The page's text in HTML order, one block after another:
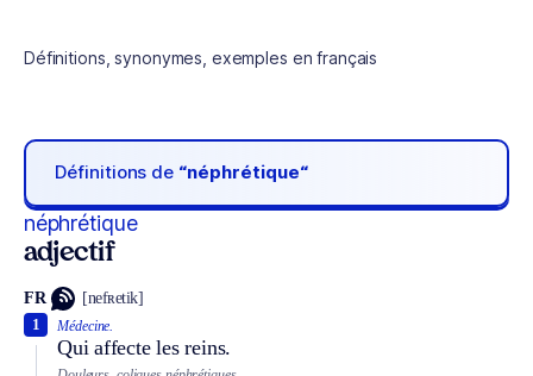
Définitions, synonymes, exemples en français
Définitions de “néphrétique“
néphrétique
adjectif
FR [nefʀetik]
Médecine.
Qui affecte les reins.
1